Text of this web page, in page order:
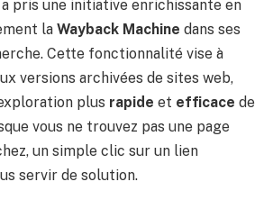
pris une initiative enrichissante en
la Wayback Machine dans ses
Cette fonctionnalité vise à
versions archivées de sites web,
plus rapide et efficace de
vous ne trouvez pas une page
un simple clic sur un lien
servir de solution.